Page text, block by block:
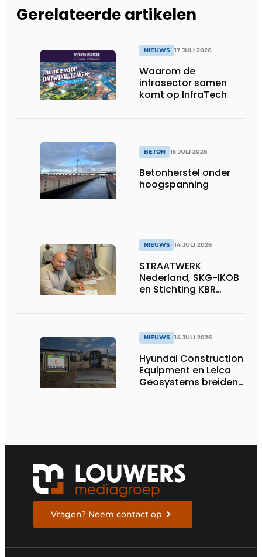
Gerelateerde artikelen
NIEUWS 17 JULI 2026
Waarom de
infrasector samen
komt op InfraTech
BETON 15 JULI 2026
Betonherstel onder
hoogspanning
NIEUWS 14 JULI 2026
STRAATWERK
Nederland, SKG-IKOB
en Stichting KBR
voor één landelijke
kwaliteitsregeling
voor straatwerk
NIEUWS 14 JULI 2026
Hyundai Construction
Equipment en Leica
Geosystems breiden
Vragen? Neem contact op